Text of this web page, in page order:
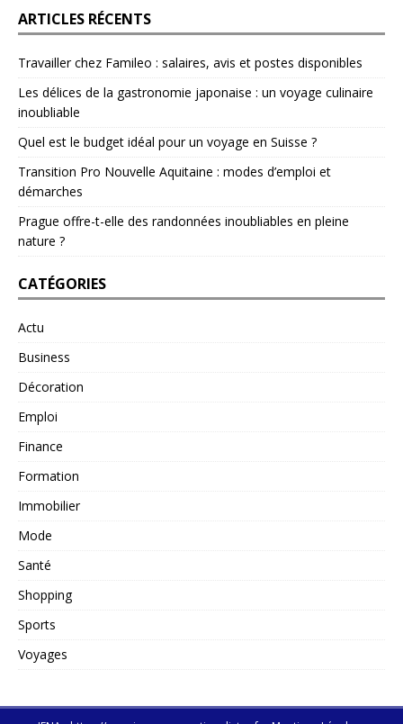
ARTICLES RÉCENTS
Travailler chez Famileo : salaires, avis et postes disponibles
Les délices de la gastronomie japonaise : un voyage culinaire
inoubliable
Quel est le budget idéal pour un voyage en Suisse ?
Transition Pro Nouvelle Aquitaine : modes d’emploi et
démarches
Prague offre-t-elle des randonnées inoubliables en pleine
nature ?
CATÉGORIES
Actu
Business
Décoration
Emploi
Finance
Formation
Immobilier
Mode
Santé
Shopping
Sports
Voyages